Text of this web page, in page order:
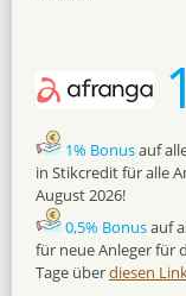
1% Bonusauf
in Stikcredit für alle
August 2026!
0,5% Bonusauf
für neue Anleger für
Tage überdiesen